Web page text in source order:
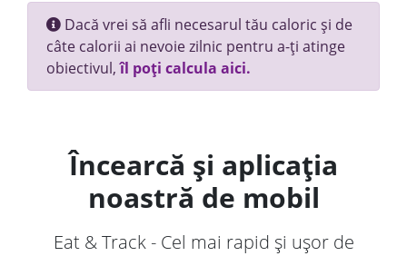
Dacă vrei să afli necesarul tău caloric și de
câte calorii ai nevoie zilnic pentru a-ți atinge
obiectivul,îl poți calcula aici.
Încearcă și aplicația
noastră de mobil
Eat & Track - Cel mai rapid și ușor de